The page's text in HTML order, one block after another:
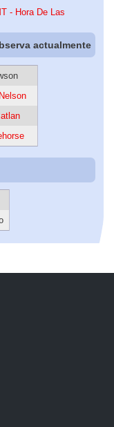
- Hora De Las
actualmente